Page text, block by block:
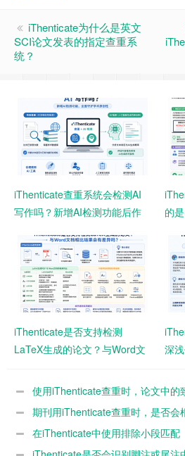
iThenticate为什么是英文
SCI论文发表的指定查重系
统？
iThenticate查重系统会检测AI
写作吗？新增AI检测功能后作
的
iThenticate是否支持检测
LaTeX生成的论文？与Word文
深
使用iThenticate查重时，论文中的
吗？期刊用iThenticate查重时，是否会
度？在iThenticate中使用排除小段匹配